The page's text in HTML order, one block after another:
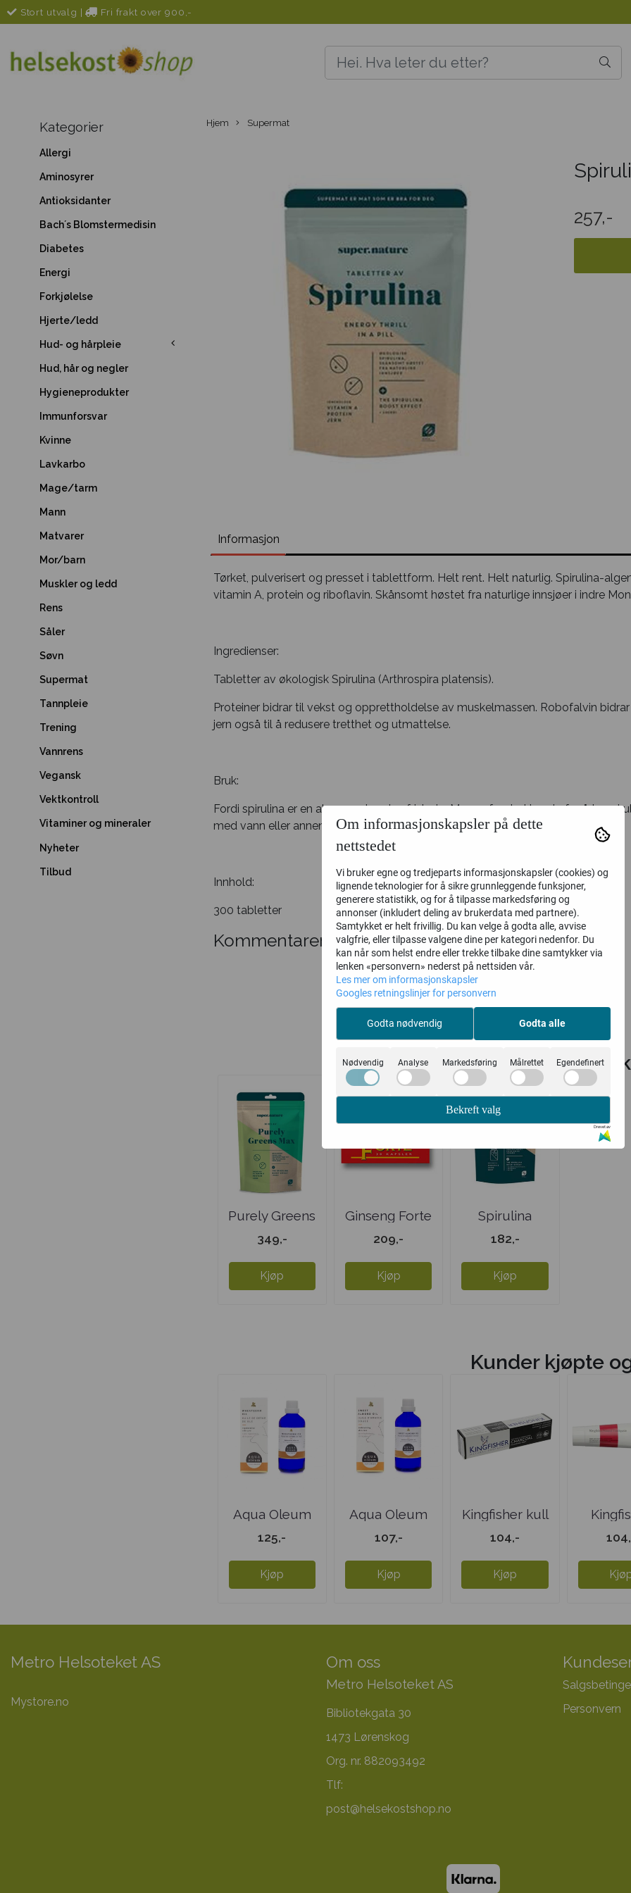
Stort utvalg | Fri frakt over 900,-
Kategorier
Allergi
Aminosyrer
Antioksidanter
Bach´s Blomstermedisin
Diabetes
Energi
Forkjølelse
Hjerte/ledd
Hud- og hårpleie
Hud, hår og negler
Hygieneprodukter
Immunforsvar
Kvinne
Lavkarbo
Mage/tarm
Mann
Matvarer
Mor/barn
Muskler og ledd
Rens
Såler
Søvn
Supermat
Tannpleie
Trening
Vannrens
Vegansk
Vektkontroll
Vitaminer og mineraler
Nyheter
Tilbud
Hjem Supermat
257,-
Informasjon
Tørket, pulverisert og presset i tablettform. Helt rent. Helt naturlig. Spirulina-
vitamin A, protein og riboflavin. Skånsomt høstet fra naturlige innsjøer i indre
Ingredienser:
Tabletter av økologisk Spirulina (Arthrospira platensis).
Proteiner bidrar til vekst og opprettholdelse av muskelmassen. Robofalvin
jern også til å redusere tretthet og utmattelse.
Bruk:
Fordi spirulina er en alge, smaker den frisk sjø. Mange foretrekker derfor å ta
med vann eller annen kald drikke.
Innhold:
300 tabletter
Kommentarer
Relaterte
Purely Greens
Max Pulver
349,-
Kjøp
Ginseng Forte
209,-
Kjøp
Spirulina
Pulver
182,-
Kjøp
Kunder kjøpte
Aqua Oleum
Hvetekimolje
125,-
Kjøp
Aqua Oleum
Mandelolje søt
107,-
Kjøp
Kingfisher kull
u/fluor ...
104,-
Kjøp
Om informasjonskapsler på dette
nettstedet
Vi bruker egne og tredjeparts informasjonskapsler (cookies) og
lignende teknologier for å sikre grunnleggende funksjoner,
generere statistikk, og for å tilpasse markedsføring og
annonser (inkludert deling av brukerdata med partnere).
Samtykket er helt frivillig. Du kan velge å godta alle, avvise
valgfrie, eller tilpasse valgene dine per kategori nedenfor. Du
kan når som helst endre eller trekke tilbake dine samtykker via
lenken «personvern» nederst på nettsiden vår.
Les mer om informasjonskapsler
Googles retningslinjer for personvern
Godta nødvendig Godta alle
Nødvendig Analyse Markedsføring Målrettet Egendefinert
Bekreft valg
Drevet av
Metro Helsoteket AS
Mystore.no
Om oss
Metro Helsoteket AS
Bibliotekgata 30
1473 Lørenskog
Org. nr. 882093492
Tlf:
post@helsekostshop.no
Personvern